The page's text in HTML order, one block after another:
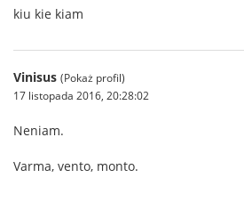
kiu kie kiam
Vinisus (Pokaż profil)
17 listopada 2016, 20:28:02
Neniam.
Varma, vento, monto.